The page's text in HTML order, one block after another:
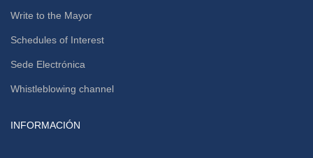
Write to the Mayor
Schedules of Interest
Sede Electrónica
Whistleblowing channel
INFORMACIÓN